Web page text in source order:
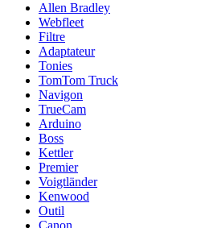
Allen Bradley
Webfleet
Filtre
Adaptateur
Tonies
TomTom Truck
Navigon
TrueCam
Arduino
Boss
Kettler
Premier
Voigtländer
Kenwood
Outil
Canon